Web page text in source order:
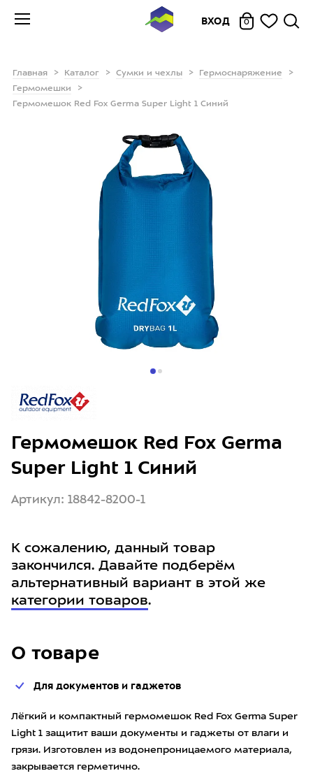
ВХОД 0
Главная Каталог Сумки и чехлы
Гермоснаряжение
Гермомешки
Гермомешок Red Fox Germa Super Light 1 Синий
О товаре
Для документов и гаджетов
Лёгкий и компактный гермомешок Red Fox Germa Super
Light 1 защитит ваши документы и гаджеты от влаги и
грязи. Изготовлен из водонепроницаемого материала,
закрывается герметично.
Гермомешок Red Fox Germa
Super Light 1 Синий
Артикул: 18842-8200-1
К сожалению, данный товар
закончился. Давайте подберём
альтернативный вариант в этой же
категории товаров.